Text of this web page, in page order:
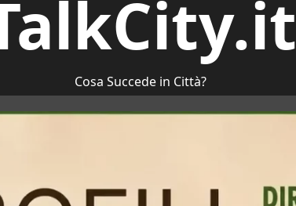
Cosa Succede in Città?